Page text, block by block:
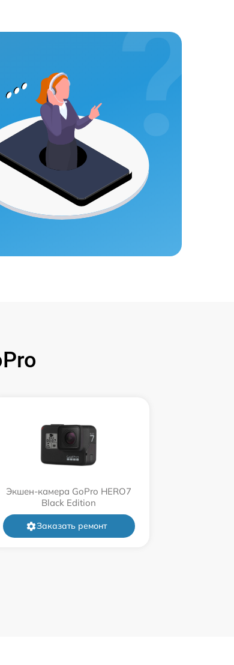
Экшен-камера GoPro HERO7
Black Edition
Заказать ремонт